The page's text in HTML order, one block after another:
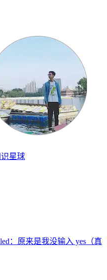
星球
：原来是我没输入 yes（真